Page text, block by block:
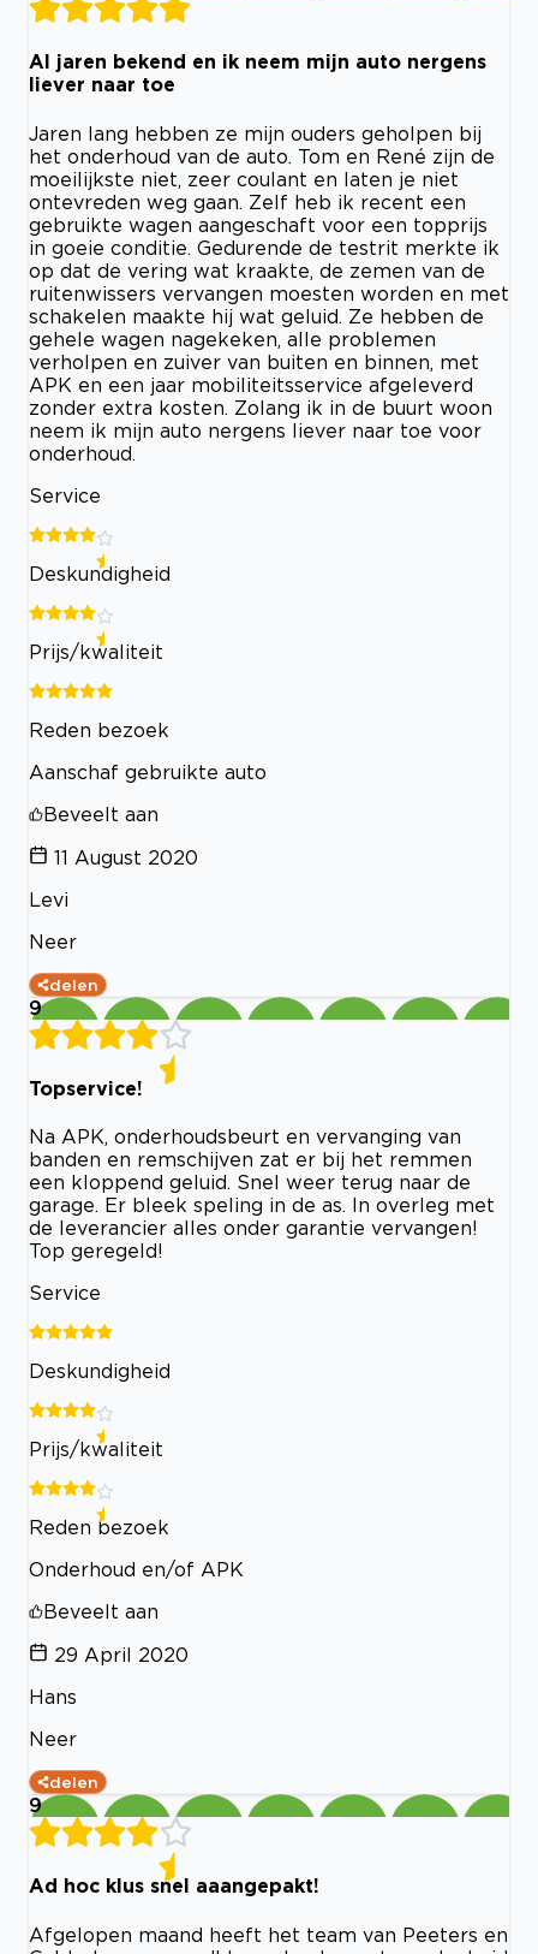
Al jaren bekend en ik neem mijn auto nergens
liever naar toe
Jaren lang hebben ze mijn ouders geholpen bij
het onderhoud van de auto. Tom en René zijn de
moeilijkste niet, zeer coulant en laten je niet
ontevreden weg gaan. Zelf heb ik recent een
gebruikte wagen aangeschaft voor een topprijs
in goeie conditie. Gedurende de testrit merkte ik
op dat de vering wat kraakte, de zemen van de
ruitenwissers vervangen moesten worden en met
schakelen maakte hij wat geluid. Ze hebben de
gehele wagen nagekeken, alle problemen
verholpen en zuiver van buiten en binnen, met
APK en een jaar mobiliteitsservice afgeleverd
zonder extra kosten. Zolang ik in de buurt woon
neem ik mijn auto nergens liever naar toe voor
onderhoud.
Service
Deskundigheid
Prijs/kwaliteit
Reden bezoek
Aanschaf gebruikte auto
Beveelt aan
11 August 2020
Levi
Neer
delen
9
Topservice!
Na APK, onderhoudsbeurt en vervanging van
banden en remschijven zat er bij het remmen
een kloppend geluid. Snel weer terug naar de
garage. Er bleek speling in de as. In overleg met
de leverancier alles onder garantie vervangen!
Top geregeld!
Service
Deskundigheid
Prijs/kwaliteit
Reden bezoek
Onderhoud en/of APK
Beveelt aan
29 April 2020
Hans
Neer
delen
9
Ad hoc klus snel aaangepakt!
Afgelopen maand heeft het team van Peeters en